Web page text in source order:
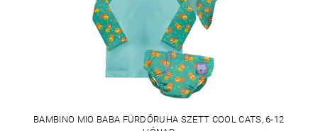
BAMBINO MIO BABA FÜRDŐRUHA SZETT COOL CATS, 6-12